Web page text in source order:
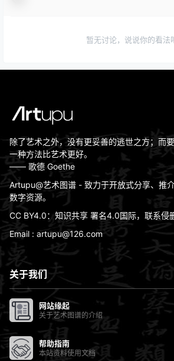
暂无讨论，说说你的看法
除了艺术之外，没有更妥善的逃世之方；而
一种方法比艺术更好。
—— 歌德 Goethe
Artupu@艺术图谱 - 致力于开放式分享、推
数字资源。
CC BY4.0：知识共享 署名4.0国际，联系侵
Email : artupu@126.com
关于我们
网站缘起
关于艺术图谱的介绍
帮助指南
本站资料使用文档